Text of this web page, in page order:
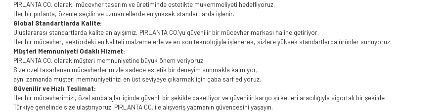
PIRLANTA CO. olarak, mücevher tasarım ve üretiminde estetikte mükemmeliyeti hedefliyoruz.
Her bir pırlanta, özenle seçilir ve uzman ellerde en yüksek standartlarda işlenir.
Global Standartlarda Kalite:
Uluslararası standartlarda kalite anlayışımız, PIRLANTA CO.'yu güvenilir bir mücevher markası haline getiriyor.
Her bir mücevher, sektördeki en kaliteli malzemelerle ve en son teknolojiyle işlenerek, sizlere yüksek standartlarda ürünler sunuyoruz.
Müşteri Memnuniyeti Odaklı Hizmet:
PIRLANTA CO. olarak müşteri memnuniyetine büyük önem veriyoruz.
Size özel tasarlanan mücevherlerimizle sadece estetik bir deneyim sunmakla kalmıyor,
aynı zamanda müşteri memnuniyetinizi en üst seviyeye çıkarmak için çaba sarf ediyoruz.
Güvenilir ve Hızlı Teslimat:
Her bir mücevherimizi, özel ambalajlar içinde güvenli bir şekilde paketliyor ve güvenilir kargo şirketleri aracılığıyla sigortalı bir şekilde
Türkiye genelinde size ulaştırıyoruz. PIRLANTA CO. ile alışveriş yapmanın güvencesini yaşayın.